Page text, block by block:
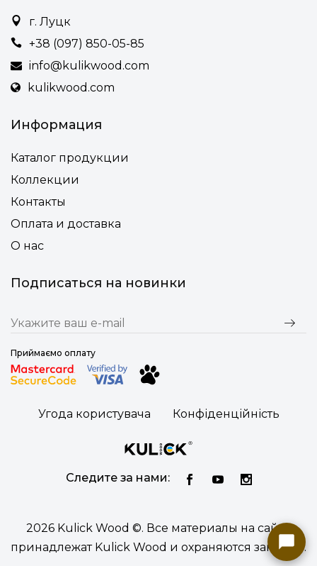
г. Луцк
+38 (097) 850-05-85
info@kulikwood.com
kulikwood.com
Информация
Каталог продукции
Коллекции
Контакты
Оплата и доставка
О нас
Подписаться на новинки
Приймаємо оплату
Угода користувача Конфіденційність
Следите за нами:
2026 Kulick Wood ©. Все материалы на сайте
принадлежат Kulick Wood и охраняются законом.